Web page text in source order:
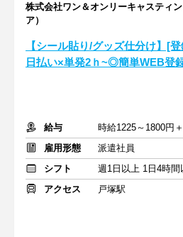
株式会社ワン＆オンリーキャスティ
ア）
【シール貼り/グッズ仕分け】[
日払い×単発2ｈ~◎簡単WEB登
給与
時給1225～1800円
雇用形態
派遣社員
シフト
週1日以上 1日4時間
アクセス
戸塚駅